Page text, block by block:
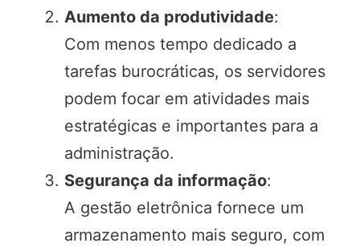
Aumento da produtividade:
Com menos tempo dedicado a
tarefas burocráticas, os servidores
podem focar em atividades mais
estratégicas e importantes para a
administração.
Segurança da informação:
A gestão eletrônica fornece um
armazenamento mais seguro, com